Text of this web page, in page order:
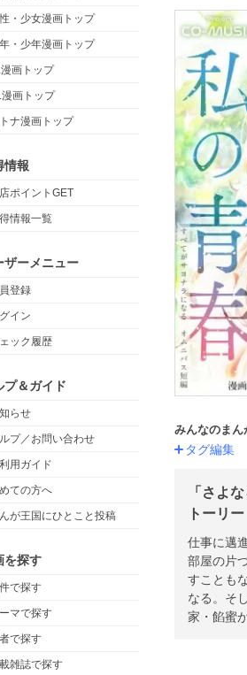
・少女漫画トップ
・少年漫画トップ
画トップ
漫画トップ
ナ漫画トップ
情報
ポイントGET
情報一覧
ザーメニュー
登録
イン
ック履歴
プ＆ガイド
らせ
プ／お問い合わせ
用ガイド
ての方へ
が王国にひとこと投稿
を探す
で探す
マで探す
で探す
雑誌で探す
みんなのまん
タグ編集
「さよ
トーリー
仕事に邁
部屋の片
すことも
なる。そ
家・餡蜜